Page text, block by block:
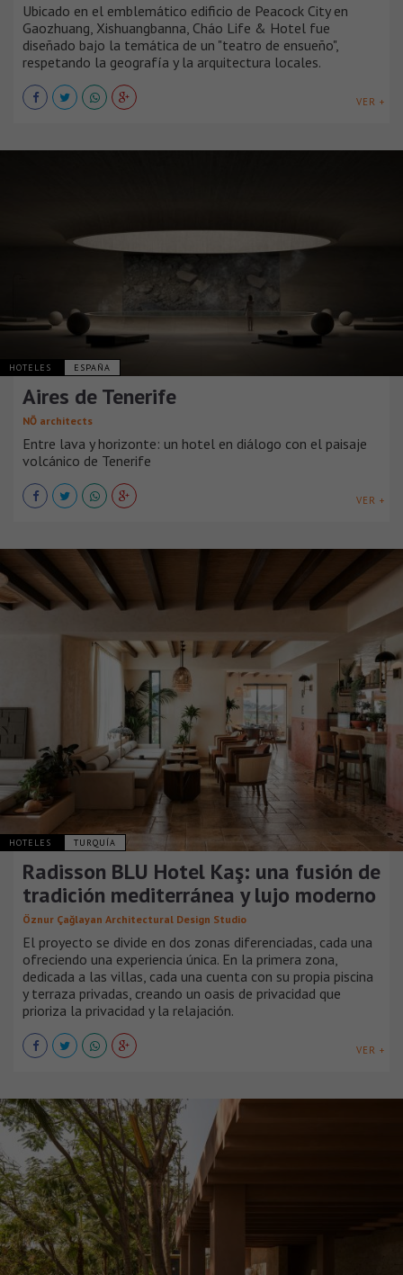
Ubicado en el emblemático edificio de Peacock City en
Gaozhuang, Xishuangbanna, Cháo Life & Hotel fue
diseñado bajo la temática de un "teatro de ensueño",
respetando la geografía y la arquitectura locales.
VER +
HOTELES ESPAÑA
Aires de Tenerife
NŌ architects
Entre lava y horizonte: un hotel en diálogo con el paisaje
volcánico de Tenerife
VER +
HOTELES TURQUÍA
Radisson BLU Hotel Kaş: una fusión de
tradición mediterránea y lujo moderno
Öznur Çağlayan Architectural Design Studio
El proyecto se divide en dos zonas diferenciadas, cada una
ofreciendo una experiencia única. En la primera zona,
dedicada a las villas, cada una cuenta con su propia piscina
y terraza privadas, creando un oasis de privacidad que
prioriza la privacidad y la relajación.
VER +